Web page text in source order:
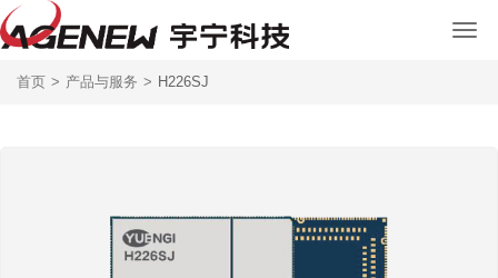
首页 > 产品与服务 > H226SJ